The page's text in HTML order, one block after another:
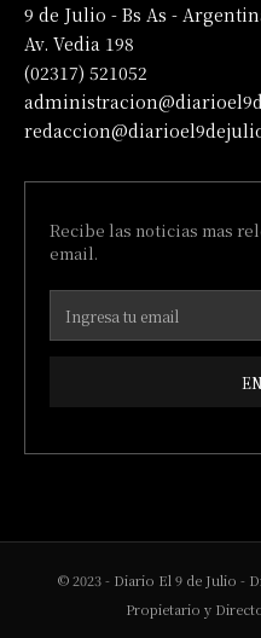
9 de Julio - Bs As -
Av. Vedia 198
(02317) 521052
Recibe las noticias mas
email.
© 2023 - Diario El 9 de Julio -
Propietario y